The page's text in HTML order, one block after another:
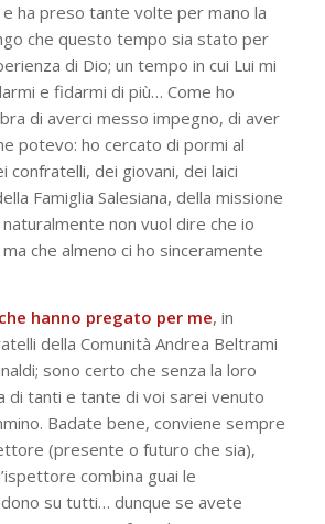
ha preso tante volte per mano la
che questo tempo sia stato per
di Dio; un tempo in cui Lui mi
e fidarmi di più… Come ho
di averci messo impegno, di aver
potevo: ho cercato di pormi al
confratelli, dei giovani, dei laici
Famiglia Salesiana, della missione
non vuol dire che io
che almeno ci ho sinceramente
hanno pregato per me, in
della Comunità Andrea Beltrami
sono certo che senza la loro
di tanti e tante di voi sarei venuto
Badate bene, conviene sempre
(presente o futuro che sia),
combina guai le
su tutti… dunque se avete